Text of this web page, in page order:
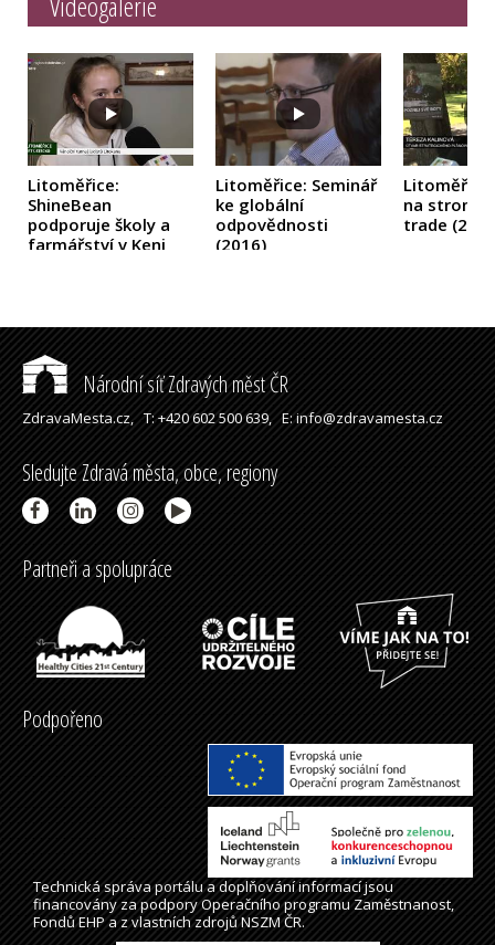
Litoměřice:
ShineBean
podporuje školy a
farmářství v Keni
Litoměřice: Seminář
ke globální
odpovědnosti
(2016)
na
trade
Národní síť Zdravých měst ČR
ZdravaMesta.cz,T: +420 602 500 639,E: info@zdravamesta.cz
Sledujte Zdravá města, obce, regiony
Partneři a spolupráce
Podpořeno
Technická správaportálua doplňování informací jsou
financovány za podpory Operačního programu Zaměstnanost,
Fondů EHP a z vlastních zdrojů NSZM ČR.